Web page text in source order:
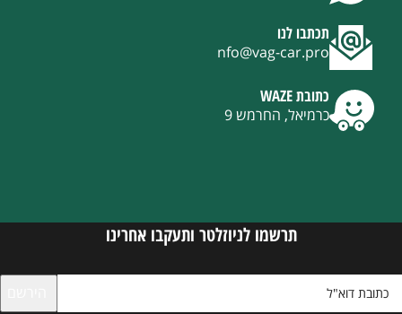
תכתבו לנו
nfo@vag-car.pro
כתובת WAZE
כרמיאל, החרמש 9
תרשמו לניוזלטר ותעקבו אחרינו